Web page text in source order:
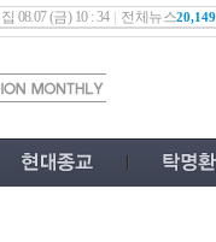
08.07 (금) 10 : 34 전체뉴스20,149